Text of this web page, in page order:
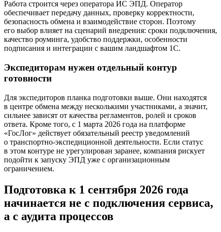
Работа строится через оператора ИС ЭПД. Оператор
обеспечивает передачу данных, проверку корректности,
безопасность обмена и взаимодействие сторон. Поэтому
его выбор влияет на сценарий внедрения: сроки подключения,
качество роуминга, удобство поддержки, особенности
подписания и интеграции с вашим ландшафтом 1С.
Экспедиторам нужен отдельный контур
готовности
Для экспедиторов планка подготовки выше. Они находятся
в центре обмена между несколькими участниками, а значит,
сильнее зависят от качества регламентов, ролей и сроков
ответа. Кроме того, с 1 марта 2026 года на платформе
«ГосЛог» действует обязательный реестр уведомлений
о транспортно-экспедиционной деятельности. Если статус
в этом контуре не урегулирован заранее, компания рискует
подойти к запуску ЭПД уже с организационным
ограничением.
Подготовка к 1 сентября 2026 года
начинается не с подключе­ния сервиса,
а с аудита процессов